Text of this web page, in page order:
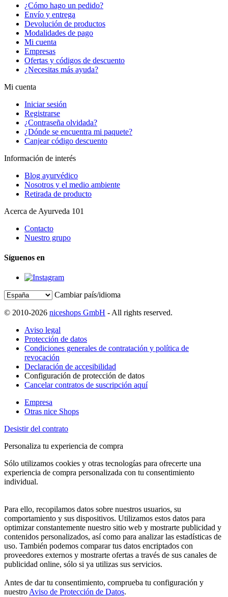
¿Cómo hago un pedido?
Envío y entrega
Devolución de productos
Modalidades de pago
Mi cuenta
Empresas
Ofertas y códigos de descuento
¿Necesitas más ayuda?
Mi cuenta
Iniciar sesión
Registrarse
¿Contraseña olvidada?
¿Dónde se encuentra mi paquete?
Canjear código descuento
Información de interés
Blog ayurvédico
Nosotros y el medio ambiente
Retirada de producto
Acerca de Ayurveda 101
Contacto
Nuestro grupo
Síguenos en
Cambiar país/idioma
© 2010-2026 niceshops GmbH - All rights reserved.
Aviso legal
Protección de datos
Condiciones generales de contratación y política de
revocación
Declaración de accesibilidad
Configuración de protección de datos
Cancelar contratos de suscripción aquí
Empresa
Otras nice Shops
Desistir del contrato
Personaliza tu experiencia de compra
Sólo utilizamos cookies y otras tecnologías para ofrecerte una
experiencia de compra personalizada con tu consentimiento
individual.
Para ello, recopilamos datos sobre nuestros usuarios, su
comportamiento y sus dispositivos. Utilizamos estos datos para
optimizar constantemente nuestro sitio web y mostrarte publicidad y
contenidos personalizados, así como para analizar las estadísticas de
uso. También podemos comparar tus datos encriptados con
proveedores externos y mostrarte ofertas a través de sus canales de
publicidad online, sólo si ya utilizas sus servicios.
Antes de dar tu consentimiento, comprueba tu configuración y
nuestro Aviso de Protección de Datos.